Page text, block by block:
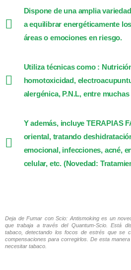
Dispone de una amplia
a equilibrar energéticamente
áreas o emociones en riesgo.
Utiliza técnicas como :
homotoxicidad,
alergénica, P.N.L, entre
Y además, incluye TERAPIAS
oriental, tratando
emocional, infecciones, acné,
celular, etc. (Novedad:
Deja de Fumar con Scio: Antismoking es un
que trabaja a través del Quantum-Scio. Está
tabaco, detectando los focos de estrés que se
compensaciones para corregirlos. De esta
necesitar tabaco.